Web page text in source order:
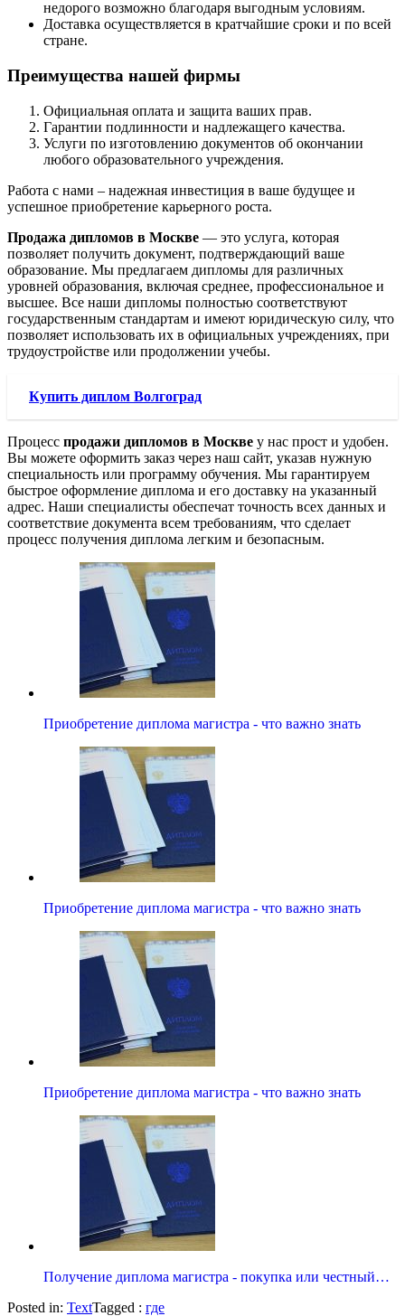
недорого возможно благодаря выгодным условиям.
Доставка осуществляется в кратчайшие сроки и по всей
стране.
Преимущества нашей фирмы
Официальная оплата и защита ваших прав.
Гарантии подлинности и надлежащего качества.
Услуги по изготовлению документов об окончании
любого образовательного учреждения.
Работа с нами – надежная инвестиция в ваше будущее и
успешное приобретение карьерного роста.
Продажа дипломов в Москве — это услуга, которая
позволяет получить документ, подтверждающий ваше
образование. Мы предлагаем дипломы для различных
уровней образования, включая среднее, профессиональное и
высшее. Все наши дипломы полностью соответствуют
государственным стандартам и имеют юридическую силу, что
позволяет использовать их в официальных учреждениях, при
трудоустройстве или продолжении учебы.
Купить диплом Волгоград
Процесс продажи дипломов в Москве у нас прост и удобен.
Вы можете оформить заказ через наш сайт, указав нужную
специальность или программу обучения. Мы гарантируем
быстрое оформление диплома и его доставку на указанный
адрес. Наши специалисты обеспечат точность всех данных и
соответствие документа всем требованиям, что сделает
процесс получения диплома легким и безопасным.
Приобретение диплома магистра - что важно знать
Приобретение диплома магистра - что важно знать
Приобретение диплома магистра - что важно знать
Получение диплома магистра - покупка или честный…
Posted in: TextTagged : где